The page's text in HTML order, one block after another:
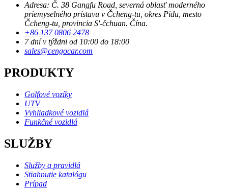
Adresa: Č. 38 Gangfu Road, severná oblasť moderného
priemyselného prístavu v Čcheng-tu, okres Pidu, mesto
Čcheng-tu, provincia S'-čchuan. Čína.
+86 137 0806 2478
7 dní v týždni od 10:00 do 18:00
sales@cengocar.com
PRODUKTY
Golfové vozíky
UTV
Vyhliadkové vozidlá
Funkčné vozidlá
SLUŽBY
Služby a pravidlá
Stiahnutie katalógu
Prípad